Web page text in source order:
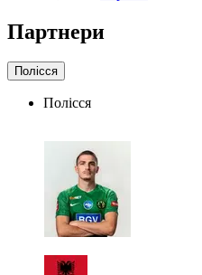
Партнери
Полісся
Полісся